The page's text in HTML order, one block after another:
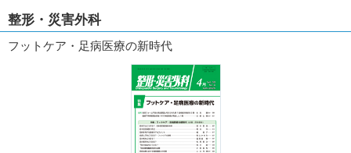
整形・災害外科
フットケア・足病医療の新時代